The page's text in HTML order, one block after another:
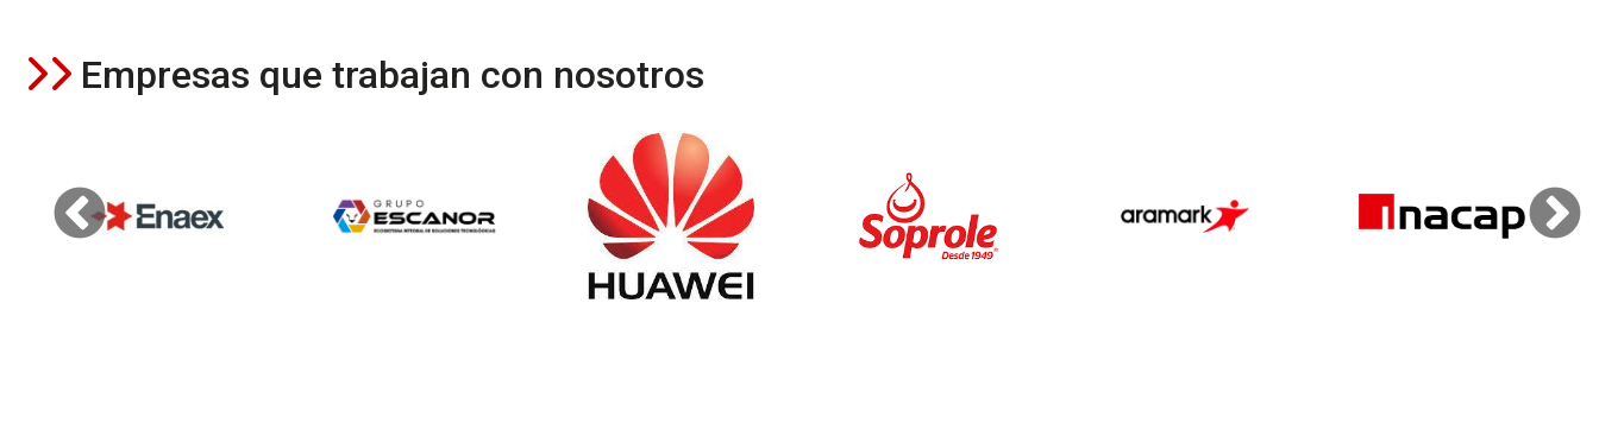
Empresas que trabajan con nosotros